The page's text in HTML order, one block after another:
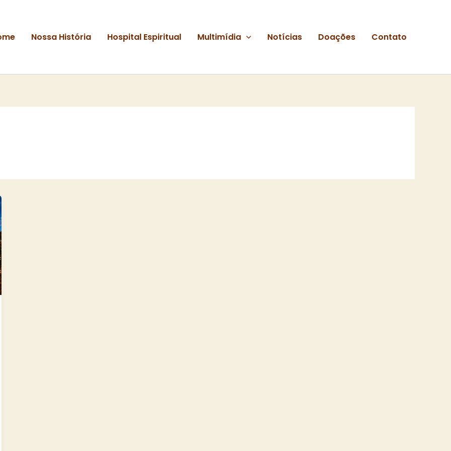
Nossa História Hospital Espiritual Multimídia Notícias Doações Contato